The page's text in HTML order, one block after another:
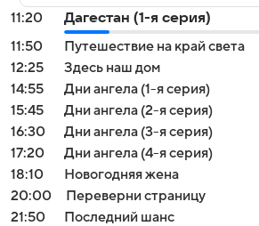
11:20
Дагестан (1-я серия)
11:50
Путешествие на край света
12:25
Здесь наш дом
14:55
Дни ангела (1-я серия)
15:45
Дни ангела (2-я серия)
16:30
Дни ангела (3-я серия)
17:20
Дни ангела (4-я серия)
18:10
Новогодняя жена
20:00
Переверни страницу
21:50
Последний шанс